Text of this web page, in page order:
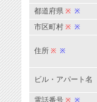
都道府県 ※ ※
市区町村 ※ ※
住所 ※ ※
ビル・アパート名
電話番号 ※ ※